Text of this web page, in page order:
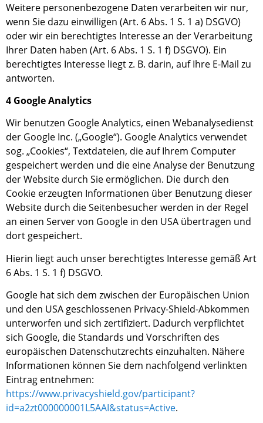
Weitere personenbezogene Daten verarbeiten wir nur,
wenn Sie dazu einwilligen (Art. 6 Abs. 1 S. 1 a) DSGVO)
oderwir ein berechtigtes Interesse an der Verarbeitung
Ihrer Daten haben (Art. 6 Abs. 1 S. 1 f) DSGVO). Ein
berechtigtes Interesse liegt z. B. darin, auf Ihre E-Mail zu
antworten.
4 Google Analytics
Wir benutzen Google Analytics, einen Webanalysedienst
der Google Inc. („Google“). Google Analytics verwendet
sog. „Cookies“, Textdateien, die auf Ihrem Computer
gespeichert werden und die eine Analyse der Benutzung
der Website durch Sie ermöglichen. Die durch den
Cookie erzeugten Informationen über Benutzung dieser
Website durch die Seitenbesucher werden in der Regel
an einen Server von Google in den USA übertragen und
dort gespeichert.
Hierin liegt auch unser berechtigtes Interesse gemäß Art
6 Abs. 1 S. 1 f) DSGVO.
Google hat sich dem zwischen der Europäischen Union
und den USA geschlossenen Privacy-Shield-Abkommen
unterworfen und sich zertifiziert. Dadurch verpflichtet
sich Google, die Standards und Vorschriften des
europäischen Datenschutzrechts einzuhalten. Nähere
Informationen können Sie dem nachfolgend verlinkten
Eintrag entnehmen:
https://www.privacyshield.gov/participant?
id=a2zt000000001L5AAI&status=Active.